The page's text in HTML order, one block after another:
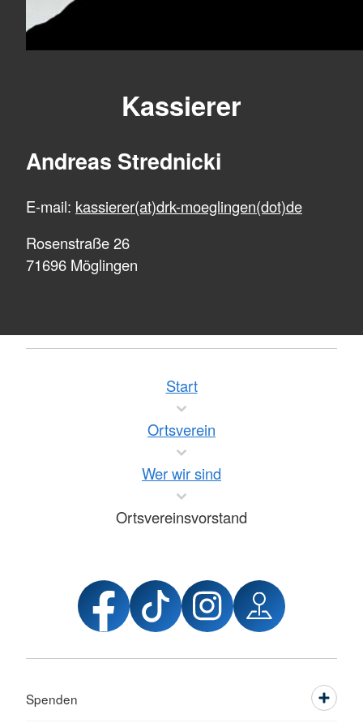
Kassierer
Andreas Strednicki
E-mail: kassierer(at)drk-moeglingen(dot)de
Rosenstraße 26
71696 Möglingen
Start
Ortsverein
Wer wir sind
Ortsvereinsvorstand
Spenden